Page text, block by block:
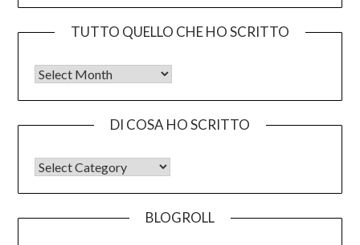
TUTTO QUELLO CHE HO SCRITTO
Tutto quello che ho scritto
DI COSA HO SCRITTO
DI COSA HO SCRITTO
BLOGROLL